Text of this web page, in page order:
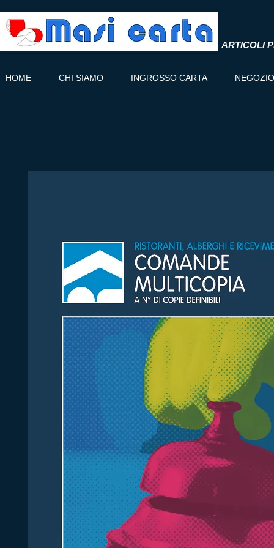
ARTICOLI
HOME CHI SIAMO INGROSSO CARTA NEGOZIO